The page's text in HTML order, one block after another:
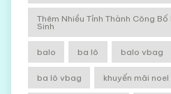
Thêm Nhiều Tỉnh Thành Công
Sinh
balo ba lô balo vbag
ba lô vbag khuyến mãi noel